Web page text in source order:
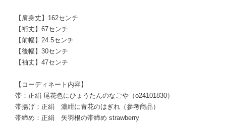
【肩身丈】162センチ
【裄丈】67センチ
【前幅】24.5センチ
【後幅】30センチ
【袖丈】47センチ
【コーディネート内容】
帯：正絹 尾花色にひょうたんのなごや（o24101830）
帯揚げ：正絹 濃紺に青花のはぎれ（参考商品）
帯締め：正絹 矢羽根の帯締め strawberry